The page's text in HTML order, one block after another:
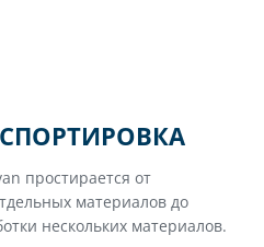
простирается от
материалов до
нескольких материалов.